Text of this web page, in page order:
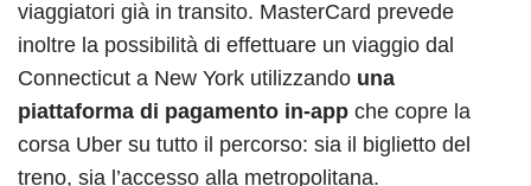
viaggiatori già in transito. MasterCard prevede
inoltre la possibilità di effettuare un viaggio dal
Connecticut a New York utilizzando una
piattaforma di pagamento in-app che copre la
corsa Uber su tutto il percorso: sia il biglietto del
treno, sia l’accesso alla metropolitana.